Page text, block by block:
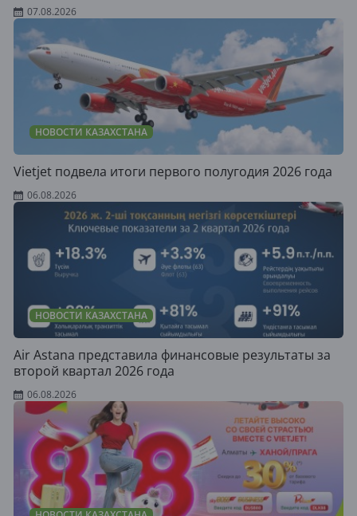
07.08.2026
НОВОСТИ КАЗАХСТАНА
Vietjet подвела итоги первого полугодия 2026 года
06.08.2026
НОВОСТИ КАЗАХСТАНА
Air Astana представила финансовые результаты за
второй квартал 2026 года
06.08.2026